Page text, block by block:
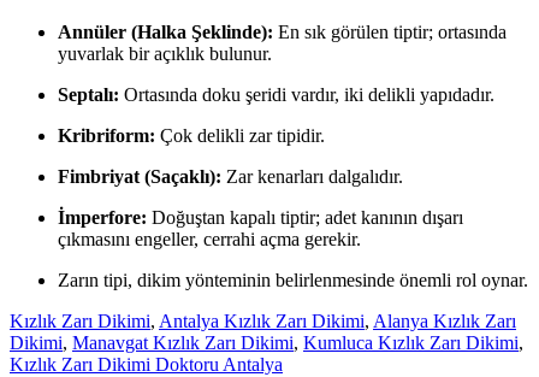
Annüler (Halka Şeklinde): En sık görülen tiptir; ortasında
yuvarlak bir açıklık bulunur.
Septalı: Ortasında doku şeridi vardır, iki delikli yapıdadır.
Kribriform: Çok delikli zar tipidir.
Fimbriyat (Saçaklı): Zar kenarları dalgalıdır.
İmperfore: Doğuştan kapalı tiptir; adet kanının dışarı
çıkmasını engeller, cerrahi açma gerekir.
Zarın tipi, dikim yönteminin belirlenmesinde önemli rol oynar.
Kızlık Zarı Dikimi, Antalya Kızlık Zarı Dikimi, Alanya Kızlık Zarı
Dikimi, Manavgat Kızlık Zarı Dikimi, Kumluca Kızlık Zarı Dikimi,
Kızlık Zarı Dikimi Doktoru Antalya